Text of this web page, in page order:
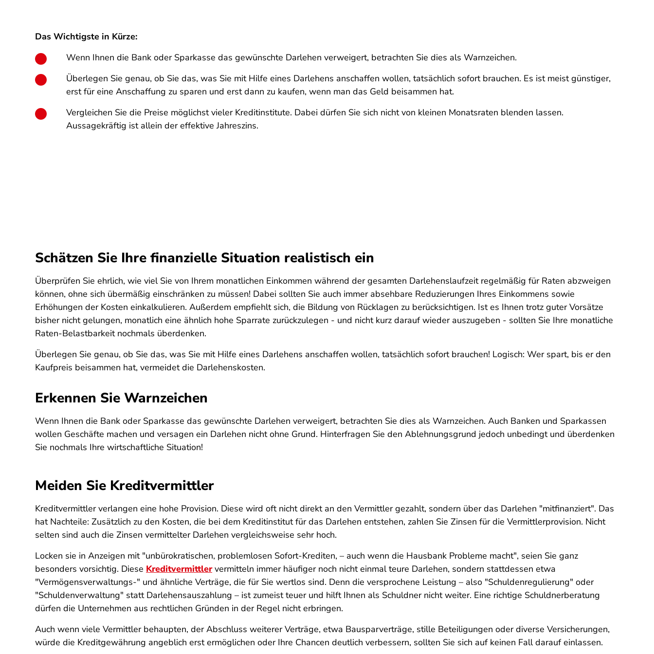
Das Wichtigste in Kürze:
Wenn Ihnen die Bank oder Sparkasse das gewünschte Darlehen verweigert, betrachten Sie dies als Warnzeichen.
Überlegen Sie genau, ob Sie das, was Sie mit Hilfe eines Darlehens anschaffen wollen, tatsächlich sofort brauchen. Es ist meist günstiger,
erst für eine Anschaffung zu sparen und erst dann zu kaufen, wenn man das Geld beisammen hat.
Vergleichen Sie die Preise möglichst vieler Kreditinstitute. Dabei dürfen Sie sich nicht von kleinen Monatsraten blenden lassen.
Aussagekräftig ist allein der effektive Jahreszins.
Schätzen Sie Ihre finanzielle Situation realistisch ein
Überprüfen Sie ehrlich, wie viel Sie von Ihrem monatlichen Einkommen während der gesamten Darlehenslaufzeit regelmäßig für Raten abzweigen
können, ohne sich übermäßig einschränken zu müssen! Dabei sollten Sie auch immer absehbare Reduzierungen Ihres Einkommens sowie
Erhöhungen der Kosten einkalkulieren. Außerdem empfiehlt sich, die Bildung von Rücklagen zu berücksichtigen. Ist es Ihnen trotz guter Vorsätze
bisher nicht gelungen, monatlich eine ähnlich hohe Sparrate zurückzulegen - und nicht kurz darauf wieder auszugeben - sollten Sie Ihre monatliche
Raten-Belastbarkeit nochmals überdenken.
Überlegen Sie genau, ob Sie das, was Sie mit Hilfe eines Darlehens anschaffen wollen, tatsächlich sofort brauchen! Logisch: Wer spart, bis er den
Kaufpreis beisammen hat, vermeidet die Darlehenskosten.
Erkennen Sie Warnzeichen
Wenn Ihnen die Bank oder Sparkasse das gewünschte Darlehen verweigert, betrachten Sie dies als Warnzeichen. Auch Banken und Sparkassen
wollen Geschäfte machen und versagen ein Darlehen nicht ohne Grund. Hinterfragen Sie den Ablehnungsgrund jedoch unbedingt und überdenken
Sie nochmals Ihre wirtschaftliche Situation!
Meiden Sie Kreditvermittler
Kreditvermittler verlangen eine hohe Provision. Diese wird oft nicht direkt an den Vermittler gezahlt, sondern über das Darlehen "mitfinanziert". Das
hat Nachteile: Zusätzlich zu den Kosten, die bei dem Kreditinstitut für das Darlehen entstehen, zahlen Sie Zinsen für die Vermittlerprovision. Nicht
selten sind auch die Zinsen vermittelter Darlehen vergleichsweise sehr hoch.
Locken sie in Anzeigen mit "unbürokratischen, problemlosen Sofort-Krediten, – auch wenn die Hausbank Probleme macht", seien Sie ganz
besonders vorsichtig. Diese Kreditvermittlervermitteln immer häufiger noch nicht einmal teure Darlehen, sondern stattdessen etwa
"Vermögensverwaltungs-" und ähnliche Verträge, die für Sie wertlos sind. Denn die versprochene Leistung – also "Schuldenregulierung" oder
"Schuldenverwaltung" statt Darlehensauszahlung – ist zumeist teuer und hilft Ihnen als Schuldner nicht weiter. Eine richtige Schuldnerberatung
dürfen die Unternehmen aus rechtlichen Gründen in der Regel nicht erbringen.
Auch wenn viele Vermittler behaupten, der Abschluss weiterer Verträge, etwa Bausparverträge, stille Beteiligungen oder diverse Versicherungen,
würde die Kreditgewährung angeblich erst ermöglichen oder Ihre Chancen deutlich verbessern, sollten Sie sich auf keinen Fall darauf einlassen.